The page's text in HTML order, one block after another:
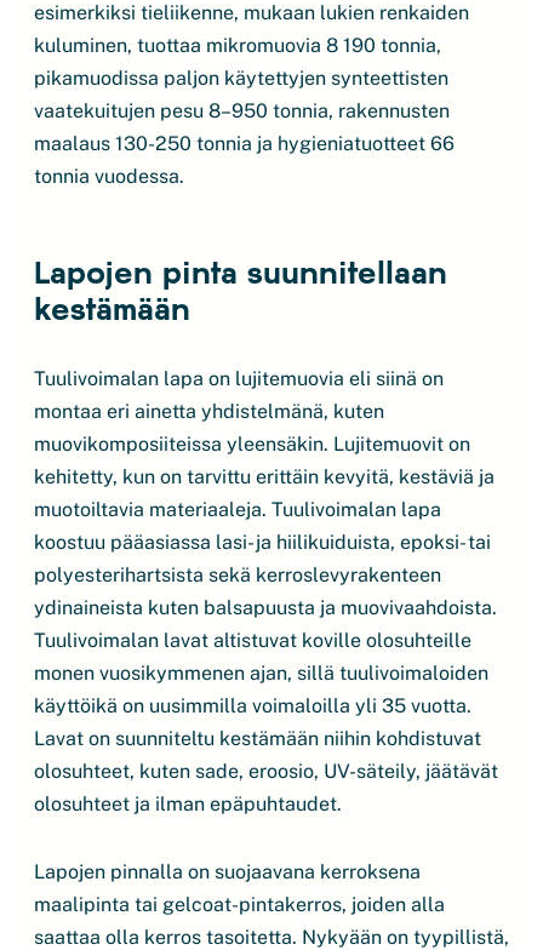
esimerkiksi tieliikenne, mukaan lukien renkaiden
kuluminen, tuottaa mikromuovia 8 190 tonnia,
pikamuodissa paljon käytettyjen synteettisten
vaatekuitujen pesu 8–950 tonnia, rakennusten
maalaus 130-250 tonnia ja hygieniatuotteet 66
tonnia vuodessa.
Lapojen pinta suunnitellaan
kestämään
Tuulivoimalan lapa on lujitemuovia eli siinä on
montaa eri ainetta yhdistelmänä, kuten
muovikomposiiteissa yleensäkin. Lujitemuovit on
kehitetty, kun on tarvittu erittäin kevyitä, kestäviä ja
muotoiltavia materiaaleja. Tuulivoimalan lapa
koostuu pääasiassa lasi- ja hiilikuiduista, epoksi- tai
polyesterihartsista sekä kerroslevyrakenteen
ydinaineista kuten balsapuusta ja muovivaahdoista.
Tuulivoimalan lavat altistuvat koville olosuhteille
monen vuosikymmenen ajan, sillä tuulivoimaloiden
käyttöikä on uusimmilla voimaloilla yli 35 vuotta.
Lavat on suunniteltu kestämään niihin kohdistuvat
olosuhteet, kuten sade, eroosio, UV-säteily, jäätävät
olosuhteet ja ilman epäpuhtaudet.
Lapojen pinnalla on suojaavana kerroksena
maalipinta tai gelcoat-pintakerros, joiden alla
saattaa olla kerros tasoitetta. Nykyään on tyypillistä,